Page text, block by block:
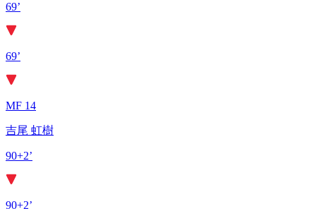
69’
69’
MF 14
吉尾 虹樹
90+2’
90+2’